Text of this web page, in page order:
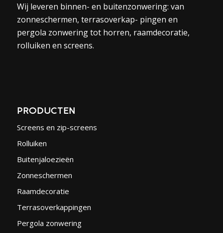
Wij leveren binnen- en buitenzonwering: van
zonneschermen, terrasoverkap- pingen en
pergola zonwering tot horren, raamdecoratie,
rolluiken en screens.
PRODUCTEN
Screens en zip-screens
Rolluiken
Buitenjaloezieën
Zonneschermen
Raamdecoratie
Terrasoverkappingen
Pergola zonwering